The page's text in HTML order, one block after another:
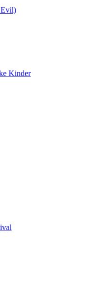
Evil)
Kinder